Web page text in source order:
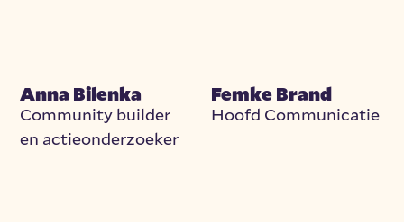
Anna Bilenka
Community builder
en actieonderzoeker
Femke Brand
Hoofd Communicatie